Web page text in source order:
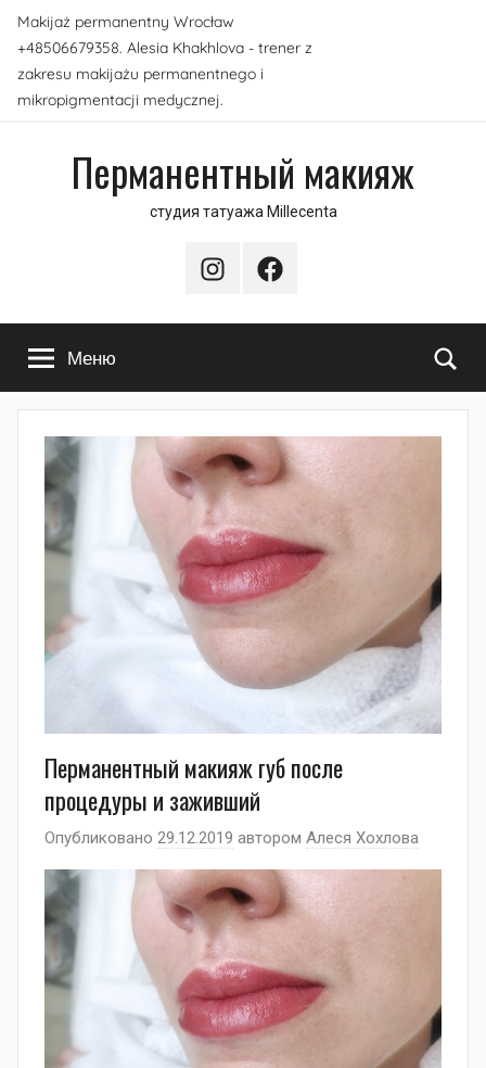
Перейти
содержимому
Makijaż permanentny Wrocław
+48506679358. Alesia Khakhlova - trener z
zakresu makijażu permanentnego i
mikropigmentacji medycznej.
Перманентный макияж
студия татуажа Millecenta
InstagramFacebook
Меню
Перманентный макияж губ после
процедуры и заживший
Опубликовано 29.12.2019 автором Алеся Хохлова